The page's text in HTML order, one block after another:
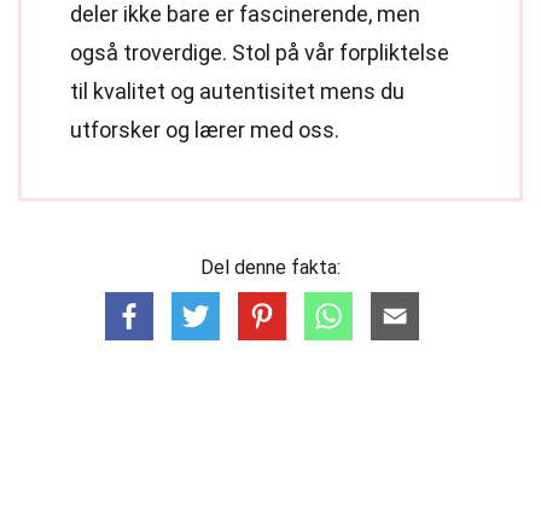
deler ikke bare er fascinerende, men
også troverdige. Stol på vår forpliktelse
til kvalitet og autentisitet mens du
utforsker og lærer med oss.
Del denne fakta: